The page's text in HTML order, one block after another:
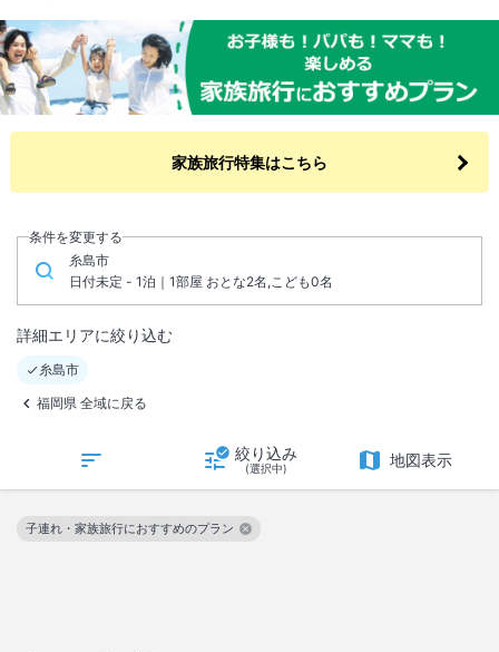
家族旅行特集はこちら
条件を変更する
糸島市
日付未定 - 1泊｜1部屋 おとな2名,こども0名
詳細エリアに絞り込む
糸島市
福岡県 全域に戻る
絞り込み
(選択中) 地図表示
子連れ・家族旅行におすすめのプラン
この絞り込み条件を解除